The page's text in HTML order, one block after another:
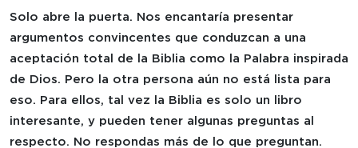
Solo abre la puerta. Nos encantaría presentar
argumentos convincentes que conduzcan a una
aceptación total de la Biblia como la Palabra inspirada
de Dios. Pero la otra persona aún no está lista para
eso. Para ellos, tal vez la Biblia es solo un libro
interesante, y pueden tener algunas preguntas al
respecto. No respondas más de lo que preguntan.